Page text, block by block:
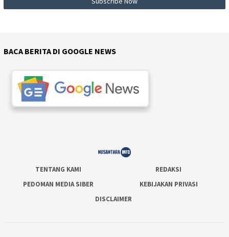
BACA BERITA DI GOOGLE NEWS
TENTANG KAMI
REDAKSI
PEDOMAN MEDIA SIBER
KEBIJAKAN PRIVASI
DISCLAIMER